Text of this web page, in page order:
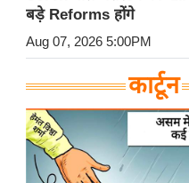
बड़े Reforms होंगे
Aug 07, 2026 5:00PM
कार्टून